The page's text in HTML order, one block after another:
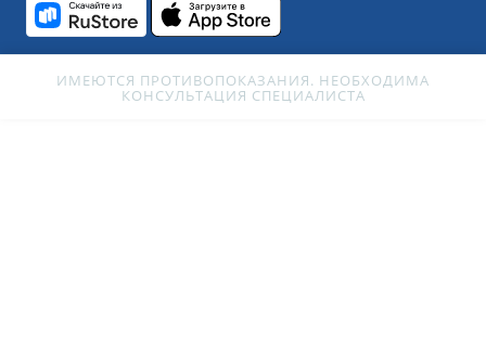
ИМЕЮТСЯ ПРОТИВОПОКАЗАНИЯ. НЕОБХОДИМА
КОНСУЛЬТАЦИЯ СПЕЦИАЛИСТА